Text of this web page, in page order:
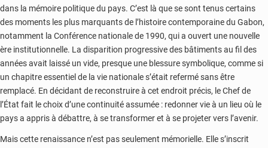
dans la mémoire politique du pays. C’est là que se sont tenus certains
des moments les plus marquants de l’histoire contemporaine du Gabon,
notamment la Conférence nationale de 1990, qui a ouvert une nouvelle
ère institutionnelle. La disparition progressive des bâtiments au fil des
années avait laissé un vide, presque une blessure symbolique, comme si
un chapitre essentiel de la vie nationale s’était refermé sans être
remplacé. En décidant de reconstruire à cet endroit précis, le Chef de
l’État fait le choix d’une continuité assumée : redonner vie à un lieu où le
pays a appris à débattre, à se transformer et à se projeter vers l’avenir.
Mais cette renaissance n’est pas seulement mémorielle. Elle s’inscrit